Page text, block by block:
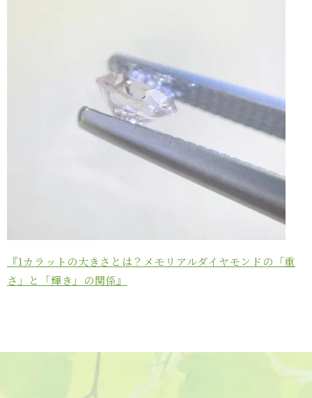
『1カラットの大きさとは？メモリアルダイヤモンドの「重
さ」と「輝き」の関係』